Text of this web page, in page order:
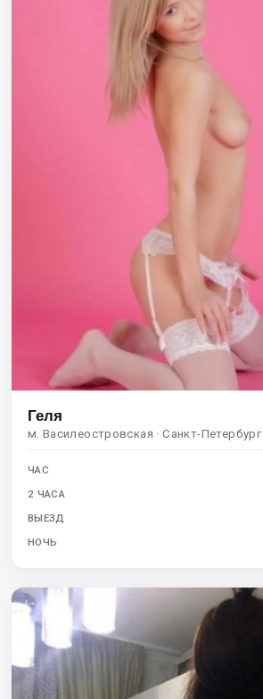
Геля
м. Василеостровская · Санкт-Петербург
ЧАС
2 ЧАСА
ВЫЕЗД
НОЧЬ